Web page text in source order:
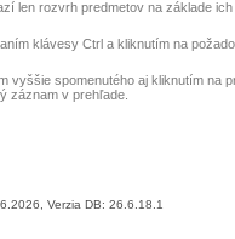
len rozvrh predmetov na základe
klávesy Ctrl a kliknutím na
vyššie spomenutého aj kliknutím na
záznam v prehľade.
Verzia DB: 26.6.18.1